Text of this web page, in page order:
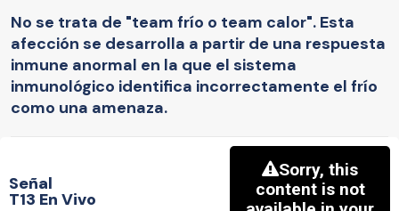
No se trata de "team frío o team calor". Esta
afección se desarrolla a partir de una respuesta
inmune anormal en la que el sistema
inmunológico identifica incorrectamente el frío
como una amenaza.
Señal
T13 En Vivo